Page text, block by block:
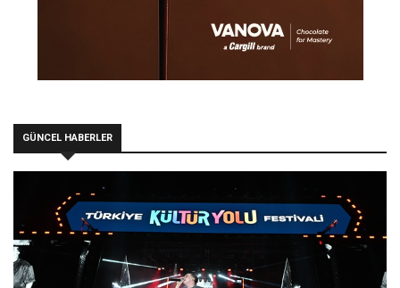
GÜNCEL HABERLER